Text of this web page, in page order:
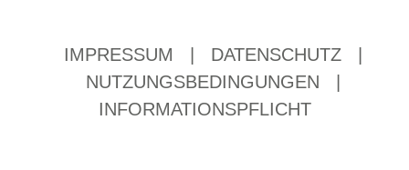
IMPRESSUM DATENSCHUTZ
NUTZUNGSBEDINGUNGEN
INFORMATIONSPFLICHT